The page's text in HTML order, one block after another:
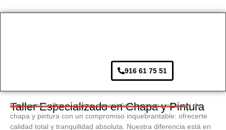
916 61 75 51
Taller Especializado en Chapa y Pintura
EnArgencar Sport, somos especialistas en reparaciones de
chapa y pintura con un compromiso inquebrantable: ofrecerte
calidad total y tranquilidad absoluta. Nuestra diferencia está en